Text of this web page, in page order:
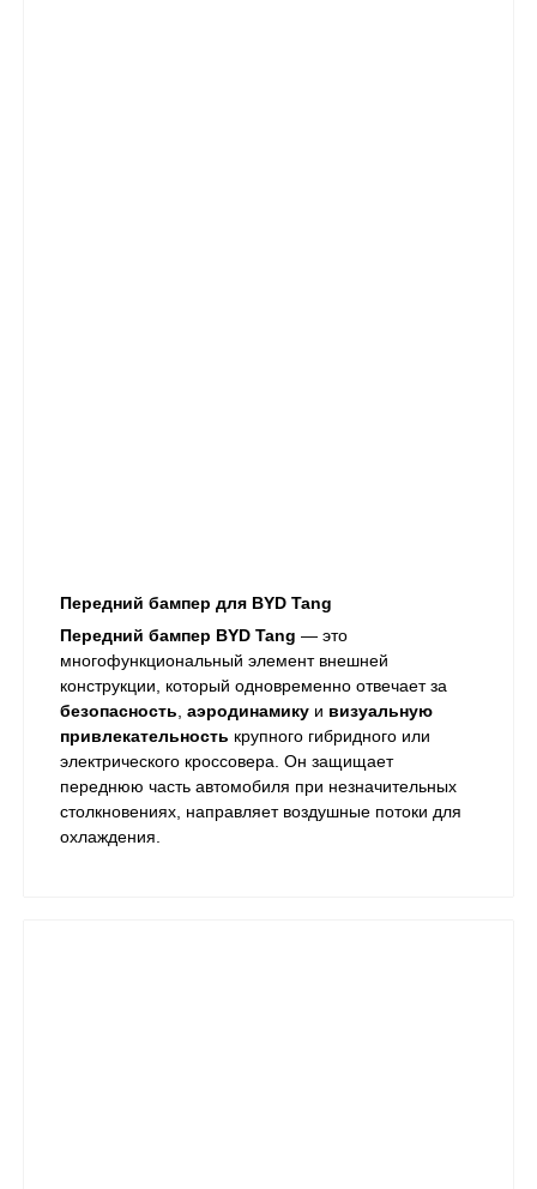
Передний бампер для BYD Tang
Передний бампер BYD Tang — это
многофункциональный элемент внешней
конструкции, который одновременно отвечает за
безопасность аэродинамику и визуальную
привлекательность крупного гибридного или
электрического кроссовера. Он защищает
переднюю часть автомобиля при незначительных
столкновениях, направляет воздушные потоки для
охлаждения.